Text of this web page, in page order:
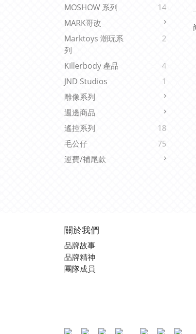
MOSHOW 系列
14
MARK哥改
Marktoys 潮玩系
列
2
Killerbody 產品
4
JND Studios
1
雕像系列
週邊商品
遙控系列
18
毛公仔
75
運費/補尾款
關於我們
品牌故事
品牌精神
團隊成員